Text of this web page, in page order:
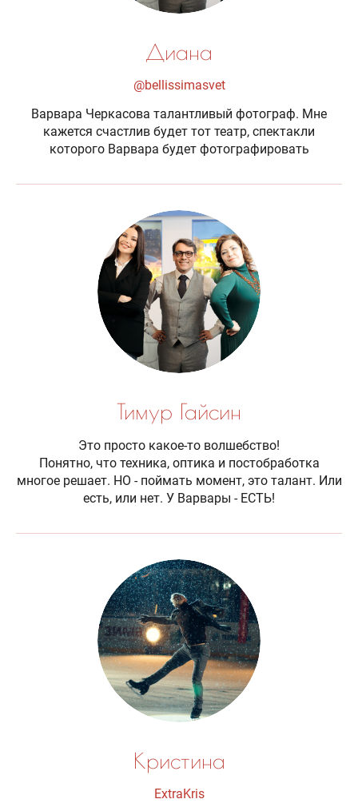
Диана
@bellissimasvet
Варвара Черкасова талантливый фотограф. Мне
кажется счастлив будет тот театр, спектакли
которого Варвара будет фотографировать
Тимур Гайсин
Это просто какое-то волшебство!
Понятно, что техника, оптика и постобработка
многое решает. НО - поймать момент, это талант. Или
есть, или нет. У Варвары - ЕСТЬ!
Кристина
ExtraKris